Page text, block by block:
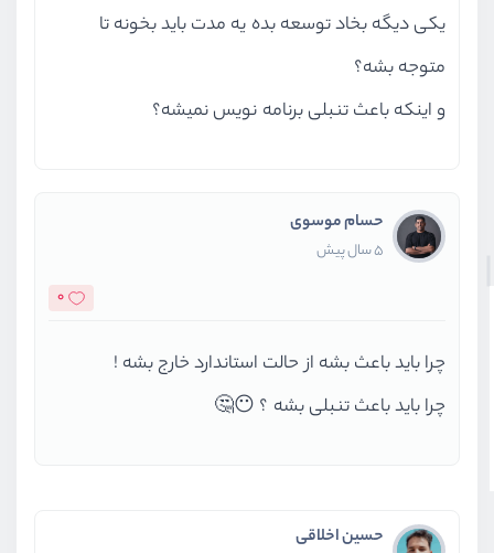
یکی دیگه بخاد توسعه بده یه مدت باید بخونه تا
متوجه بشه؟
و اینکه باعث تنبلی برنامه نویس نمیشه؟
حسام موسوی
5 سال پیش
0
چرا باید باعث بشه از حالت استاندارد خارج بشه !
چرا باید باعث تنبلی بشه ؟ 😶🤔
حسین اخلاقی